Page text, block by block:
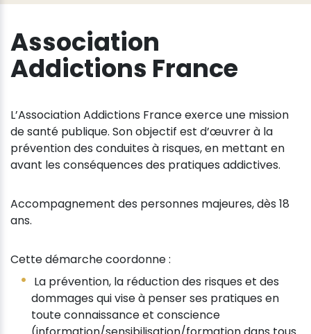
Association
Addictions France
L’Association Addictions France exerce une mission
de santé publique. Son objectif est d’œuvrer à la
prévention des conduites à risques, en mettant en
avant les conséquences des pratiques addictives.
Accompagnement des personnes majeures, dès 18
ans.
Cette démarche coordonne :
La prévention, la réduction des risques et des
dommages qui vise à penser ses pratiques en
toute connaissance et conscience